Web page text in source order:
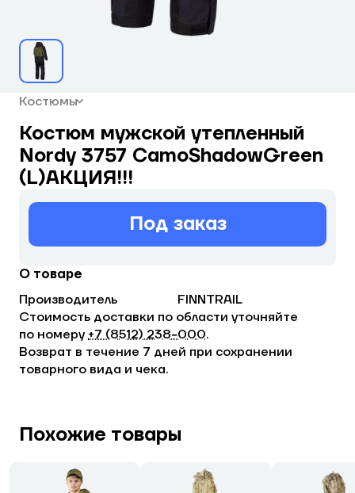
Костюмы
Костюм мужской утепленный
Nordy 3757 CamoShadowGreen
(L)АКЦИЯ!!!
Под заказ
О товаре
Производитель
FINNTRAIL
Стоимость доставки по области уточняйте
по номеру +7 (8512) 238−000.
Возврат в течение 7 дней при сохранении
товарного вида и чека.
Похожие товары